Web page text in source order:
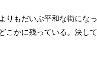
りもだいぶ平和な街になっ
こかに残っている。決して